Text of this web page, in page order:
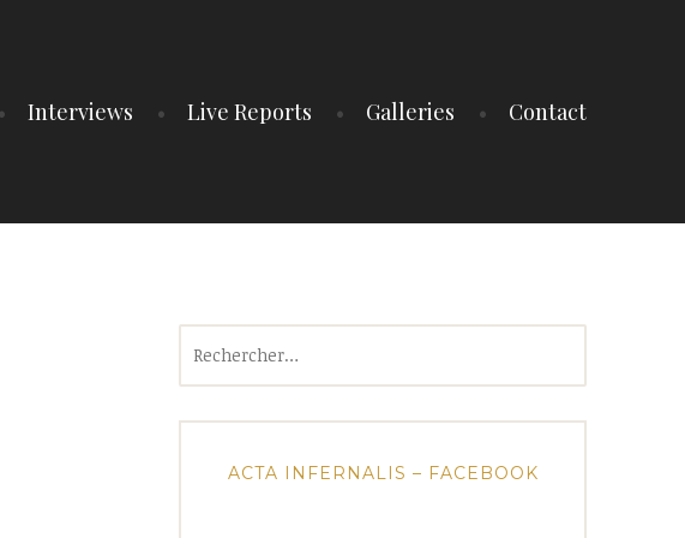
Interviews Live Reports Galleries Contact
ACTA INFERNALIS – FACEBOOK